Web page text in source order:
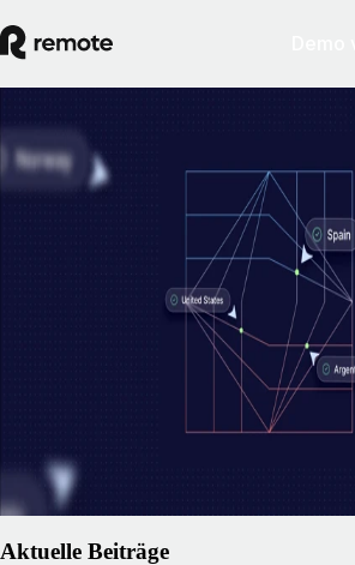
Die eigene
Grundvoraussetzung für
rechtskonformen EOR-
In wenigen Jahren sind der Arbeitsmarkt und
Firmen deutlich internationaler geworden. So
Notwendigkeit einer wirksamen Lösung zur
länderübergreifend verteilter Teams.
Artikel lesen
Aktuelle Beiträge